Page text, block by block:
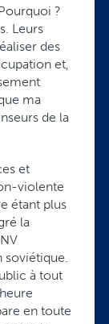
?
Leurs
des
et,
ma
de la
et
violente
étant plus
la
à tout
en toute